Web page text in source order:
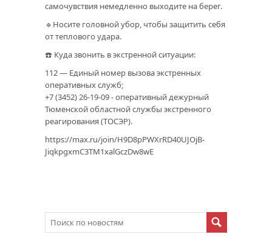
самочувствия немедленно выходите на берег.
🔹Носите головной убор, чтобы защитить себя
от теплового удара.
☎️ Куда звонить в экстренной ситуации:
112 — Единый номер вызова экстренных
оперативных служб;
+7 (3452) 26-19-09 - оперативный дежурный
Тюменской областной службы экстренного
реагирования (ТОСЭР).
https://max.ru/join/H9D8pPWXrRD40UJOjB-
JiqkpgxmC3TM1xalGczDw8wE